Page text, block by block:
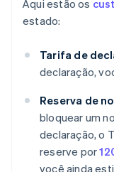
Aqui estão os
estado:
Tarifa de
declaração,
Reserva de
bloquear um
declaração, o
reserve por
você ainda